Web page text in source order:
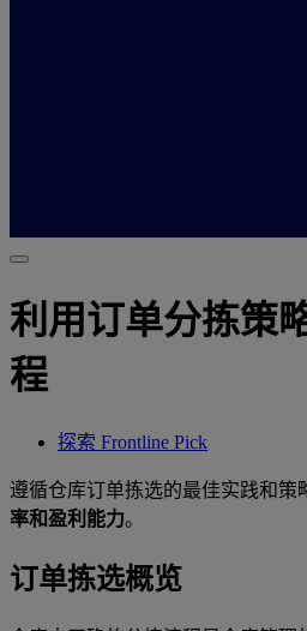
利用订单分拣策
程
探索 Frontline Pick
遵循仓库订单拣选的最佳实践和策
率和盈利能力。
订单拣选概览